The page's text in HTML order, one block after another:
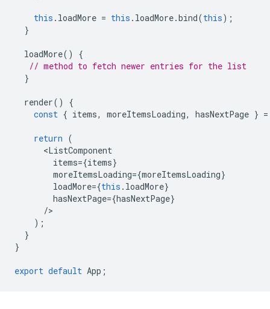
this . loadMore = this . loadMore.bind(this);
}
loadMore()
{
// method to fetch newer entries for the list
}
render()
{
const { items, moreItemsLoading, hasNextPage } =
return (
<ListComponent
items={items}
moreItemsLoading={moreItemsLoading}
loadMore={this . loadMore}
hasNextPage={hasNextPage}
/
);
}
}
export default App ;